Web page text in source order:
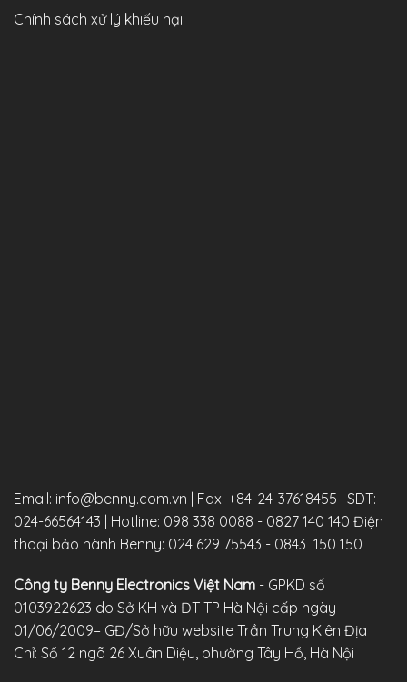
Chính sách xử lý khiếu nại
Email: info@benny.com.vn | Fax: +84-24-37618455 | SDT:
024-66564143 | Hotline: 098 338 0088 - 0827 140 140 Điện
thoại bảo hành Benny: 024 629 75543 - 0843 150 150
Công ty Benny Electronics Việt Nam - GPKD số
0103922623 do Sở KH và ĐT TP Hà Nội cấp ngày
01/06/2009– GĐ/Sở hữu website Trần Trung Kiên Địa
Chỉ: Số 12 ngõ 26 Xuân Diệu, phường Tây Hồ, Hà Nội